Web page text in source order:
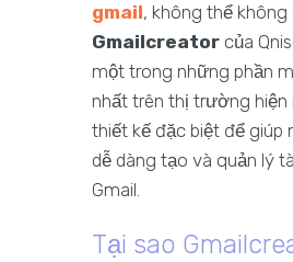
gmail, không thể không
Gmailcreator của
một trong những phần
nhất trên thị trường
thiết kế đặc biệt để giúp
dễ dàng tạo và quản lý
Gmail.
Tại sao